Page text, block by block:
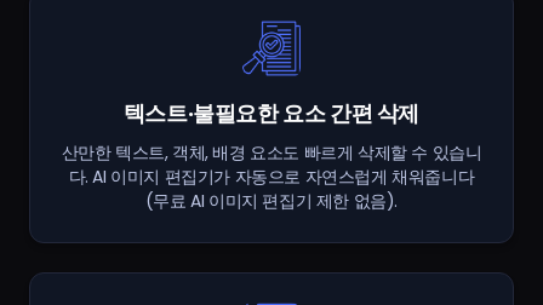
텍스트·불필요한 요소 간편 삭제
산만한 텍스트, 객체, 배경 요소도 빠르게 삭제할 수 있습니
다. AI 이미지 편집기가 자동으로 자연스럽게 채워줍니다
(무료 AI 이미지 편집기 제한 없음).